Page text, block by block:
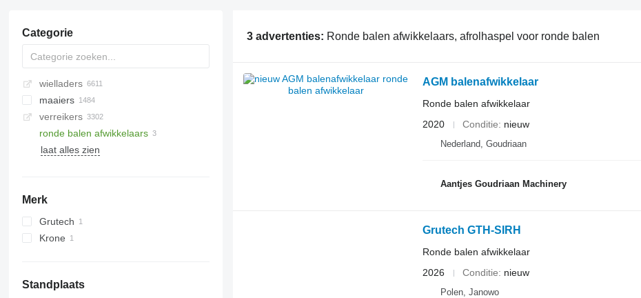
Categorie
wielladers
maaiers
cyclomaaiers
maaiers-kneuzers
bermmaaiers
verreikers
ronde balen afwikkelaars
laat alles zien
Merk
Grutech
Krone
Standplaats
3 advertenties: Ronde balen afwikkelaars, afrolhaspel voor ronde balen
AGM balenafwikkelaar
Ronde balen afwikkelaar
2020
Conditie nieuw
Nederland, Goudriaan
Aantjes Goudriaan Machinery
Grutech GTH-SIRH
Ronde balen afwikkelaar
2026
Conditie nieuw
Polen, Janowo